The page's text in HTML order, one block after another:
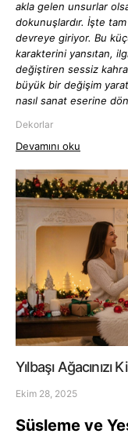
akla gelen unsurlar
dokunuşlardır. İşte
devreye giriyor. Bu
karakterini yansıtan,
değiştiren sessiz
büyük bir değişim
nasıl sanat eserine
Dekorlar
Devamını oku
Yılbaşı Ağacınızı
Ekim 28, 2025
Süsleme ve